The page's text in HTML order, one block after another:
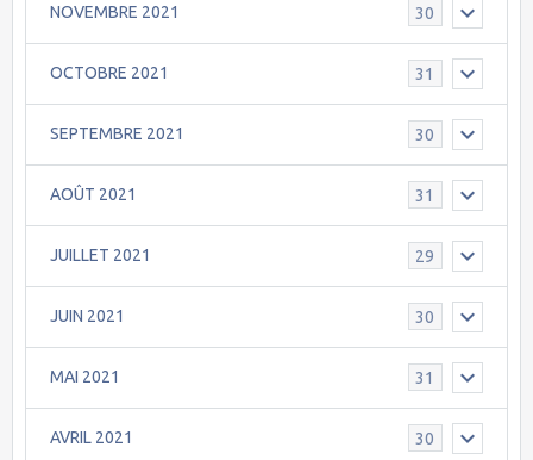
NOVEMBRE 2021 30
OCTOBRE 2021 31
SEPTEMBRE 2021 30
AOÛT 2021 31
JUILLET 2021 29
JUIN 2021 30
MAI 2021 31
AVRIL 2021 30